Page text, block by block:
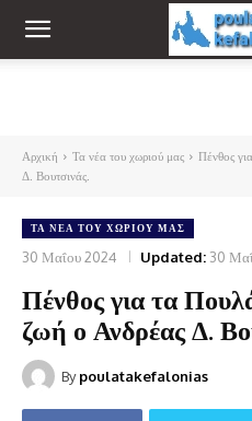
Αρχική Τα νέα του χωριού μας
Πένθος
Δ. Βουτσινάς.
ΤΑ ΝΈΑ ΤΟΥ ΧΩΡΙΟΎ ΜΑΣ
30 Μαΐου 2024 Updated: 30
Πένθος για τα
ζωή ο Ανδρέας Δ.
By poulatakefalonias